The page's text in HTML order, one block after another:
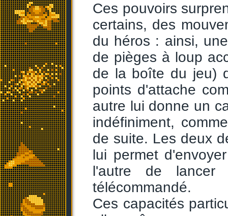
Ces pouvoirs
certains, des
du héros : ainsi,
de pièges à loup
de la boîte du jeu)
points d'attache
autre lui donne un
indéfiniment,
de suite. Les deux
lui permet
l'autre de
télécommandé.
Ces capacités